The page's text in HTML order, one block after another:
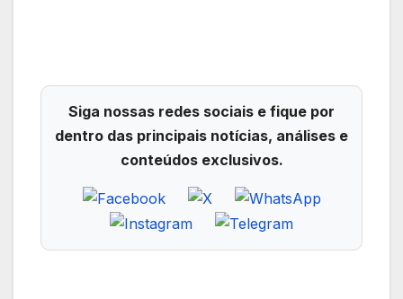
Siga nossas redes sociais e fique por
dentro das principais notícias, análises e
conteúdos exclusivos.